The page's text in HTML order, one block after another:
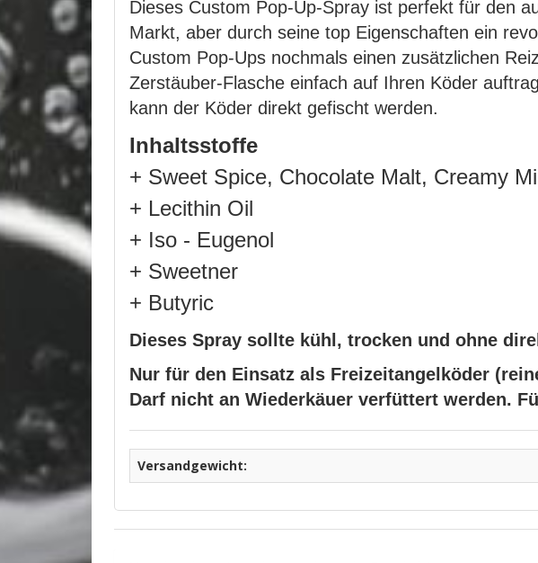
Dieses Custom Pop-Up-Spray ist perfekt für den
Markt, aber durch seine top Eigenschaften ein
Custom Pop-Ups nochmals einen zusätzlichen
Zerstäuber-Flasche einfach auf Ihren Köder
kann der Köder direkt gefischt werden.
Inhaltsstoffe
+ Sweet Spice, Chocolate Malt, Creamy
+ Lecithin Oil
+ Iso - Eugenol
+ Sweetner
+ Butyric
Dieses Spray sollte kühl, trocken und ohne
Nur für den Einsatz als Freizeitangelköder
Darf nicht an Wiederkäuer verfüttert werden.
Versandgewicht: